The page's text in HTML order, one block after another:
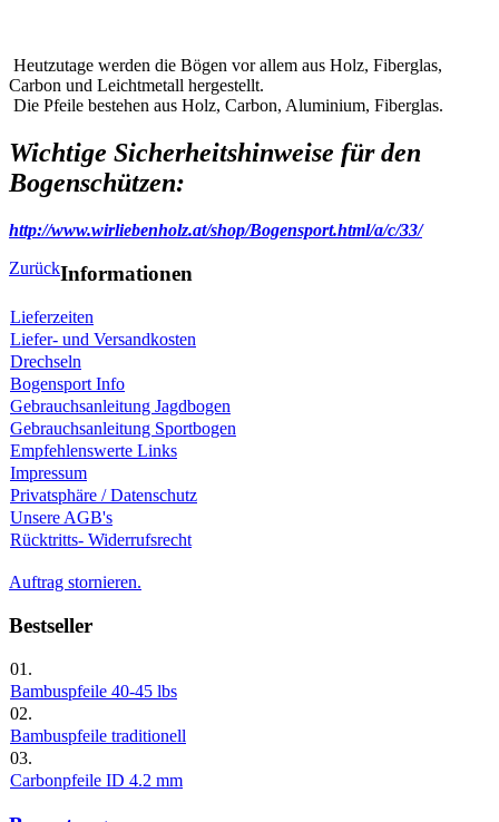
Heutzutage werden die Bögen vor allem aus Holz, Fiberglas,
Carbon und Leichtmetall hergestellt.
Die Pfeile bestehen aus Holz, Carbon, Aluminium, Fiberglas.
Wichtige Sicherheitshinweise für den
Bogenschützen:
http://www.wirliebenholz.at/shop/Bogensport.html/a/c/33/
ZurückInformationen
Lieferzeiten
Liefer- und Versandkosten
Drechseln
Bogensport Info
Gebrauchsanleitung Jagdbogen
Gebrauchsanleitung Sportbogen
Empfehlenswerte Links
Impressum
Privatsphäre / Datenschutz
Unsere AGB's
Rücktritts- Widerrufsrecht
Auftrag stornieren.
Bestseller
01.
Bambuspfeile 40-45 lbs
02.
Bambuspfeile traditionell
03.
Carbonpfeile ID 4.2 mm